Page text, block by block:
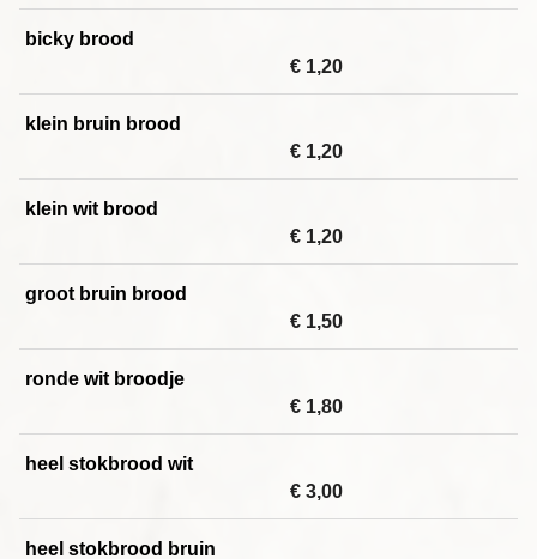
bicky brood
€ 1,20
klein bruin brood
€ 1,20
klein wit brood
€ 1,20
groot bruin brood
€ 1,50
ronde wit broodje
€ 1,80
heel stokbrood wit
€ 3,00
heel stokbrood bruin